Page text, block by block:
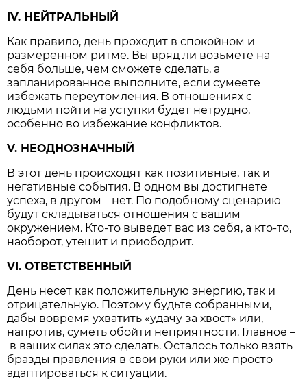
IV. НЕЙТРАЛЬНЫЙ
Как правило, день проходит в спокойном и
размеренном ритме. Вы вряд ли возьмете на
себя больше, чем сможете сделать, а
запланированное выполните, если сумеете
избежать переутомления. В отношениях с
людьми пойти на уступки будет нетрудно,
особенно во избежание конфликтов.
V. НЕОДНОЗНАЧНЫЙ
В этот день происходят как позитивные, так и
негативные события. В одном вы достигнете
успеха, в другом– нет. По подобному сценарию
будут складываться отношения с вашим
окружением. Кто-то выведет вас из себя, а кто-то,
наоборот, утешит и приободрит.
VI. ОТВЕТСТВЕННЫЙ
День несет как положительную энергию, так и
отрицательную. Поэтому будьте собранными,
дабы вовремя ухватить «удачу за хвост» или,
напротив, суметь обойти неприятности. Главное–
в ваших силах это сделать. Осталось только взять
бразды правления в свои руки или же просто
адаптироваться к ситуации.